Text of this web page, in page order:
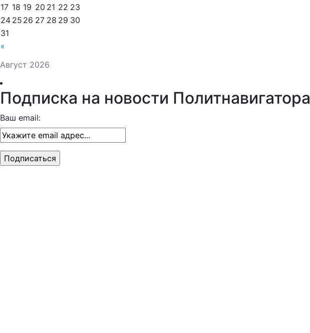
Август 2026
«
17 18 19 20 21 22 23
24 25 26 27 28 29 30
31
Подписка на новости Политнавигатора
Ваш email: